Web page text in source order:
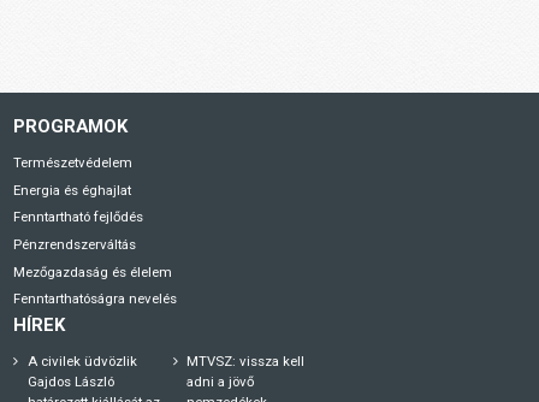
PROGRAMOK
Természetvédelem
Energia és éghajlat
Fenntartható fejlődés
Pénzrendszerváltás
Mezőgazdaság és élelem
Fenntarthatóságra nevelés
HÍREK
A civilek üdvözlik
Gajdos László
MTVSZ: vissza kell
adni a jövő